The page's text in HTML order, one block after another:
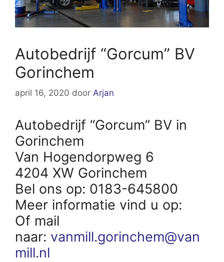
Autobedrijf “Gorcum” BV
Gorinchem
april 16, 2020 door Arjan
Autobedrijf “Gorcum” BV in
Gorinchem
Van Hogendorpweg 6
4204 XW Gorinchem
Bel ons op: 0183-645800
Meer informatie vind u op:
Of mail
naar: vanmill.gorinchem@van
mill.nl